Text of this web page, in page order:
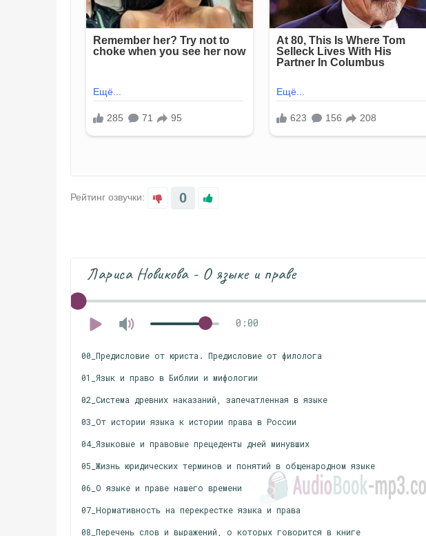
Рейтинг озвучки: 0
Лариса Новикова - О языке и праве
0:00
00_Предисловие от юриста. Предисловие от филолога
01_Язык и право в Библии и мифологии
02_Система древних наказаний, запечатленная в языке
03_От истории языка к истории права в России
04_Языковые и правовые прецеденты дней минувших
05_Жизнь юридических терминов и понятий в общенародном языке
06_О языке и праве нашего времени
07_Нормативность на перекрестке языка и права
08_Перечень слов и выражений, о которых говорится в книге